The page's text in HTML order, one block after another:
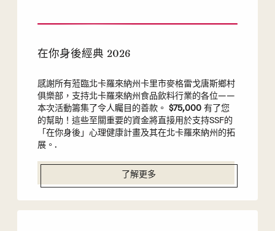
在你身後經典 2026
感謝所有蒞臨北卡羅來納州卡里市麥格雷戈唐斯鄉村
俱樂部，支持北卡羅來納州食品飲料行業的各位——
本次活動籌集了令人矚目的善款。 $75,000 有了您
的幫助！這些至關重要的資金將直接用於支持SSF的
「在你身後」心理健康計畫及其在北卡羅來納州的拓
展。.
了解更多